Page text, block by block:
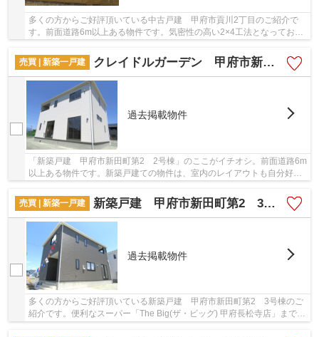
多くの方からご好評頂いている中古戸建 甲府市貢川2丁目のご紹介で
す。前面道路6m以上ある物件です。気密性の高い2×4工法となっており
売買 | 新築一戸建
クレイドルガーデン 甲府市新田町第2 2号棟
過去掲載物件
「新築戸建 甲府市新田町第2 2号棟」のここがイチオシ。前面道路6m
以上ある物件です。新築戸建ての物件は、室内のレイアウトも自分好み
売買 | 新築一戸建
新築戸建 甲府市新田町第2 3号棟
過去掲載物件
多くの方からご好評頂いている新築戸建 甲府市新田町第2 3号棟のご
紹介です。便利なスーパー「The Big(ザ・ビッグ) 甲府長松寺店」まで